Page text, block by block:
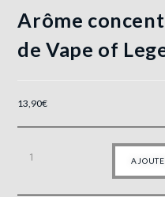
Arôme
de Vape of
13,90€